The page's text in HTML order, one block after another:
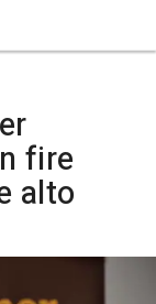
fire
alto